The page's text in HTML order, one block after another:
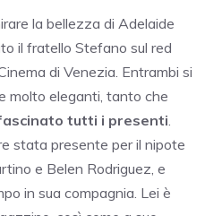
la bellezza di Adelaide
il fratello Stefano sul red
di Venezia. Entrambi si
molto eleganti, tanto che
tutti i presenti
stata presente per il nipote
e Belen Rodriguez, e
in sua compagnia. Lei è